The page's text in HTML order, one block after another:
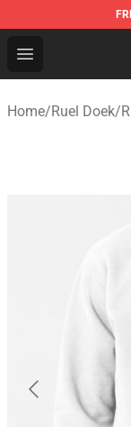
Open menu
Ruel Store -
Home/Ruel Doek/